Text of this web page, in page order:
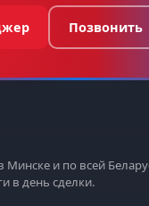
Позвонить
и по всей
в день сделки.